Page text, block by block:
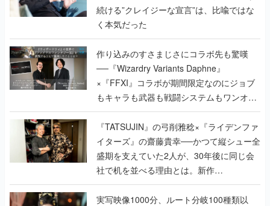
作り込みのすさまじさにコラボ先も驚嘆
──『Wizardry Variants Daphne』
×『FFXI』コラボが期間限定なのにジョブ
もキャラも武器も戦闘システムもワンオフ
で作り込まれた理由を両ディレクターに聞
く
『TATSUJIN』の弓削雅稔×『ライデンファ
イターズ』の齋藤貴幸──かつて縦シュー全
盛期を支えていた2人が、30年後に同じ会
社で机を並べる理由とは。新作
『TATSUJIN EXTREME』で初タッグを組
んだレジェンド2人に訊く開発秘話
実写映像1000分、ルート分岐100種類以
上。配信開始5日で100万本を売った、中国
発の実写インタラクティブドラマゲーム
『盛世天下：女帝への道II』の、規模が違